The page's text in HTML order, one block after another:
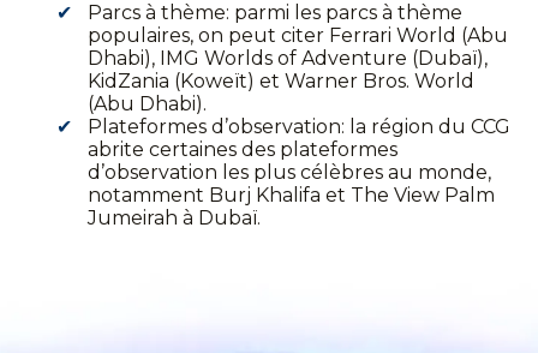
Parcs à thème: parmi les parcs à thème
populaires, on peut citer Ferrari World (Abu
Dhabi), IMG Worlds of Adventure (Dubaï),
KidZania (Koweït) et Warner Bros. World
(Abu Dhabi).
Plateformes d’observation: la région du CCG
abrite certaines des plateformes
d’observation les plus célèbres au monde,
notamment Burj Khalifa et The View Palm
Jumeirah à Dubaï.